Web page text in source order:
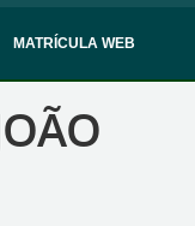
MATRÍCULA WEB